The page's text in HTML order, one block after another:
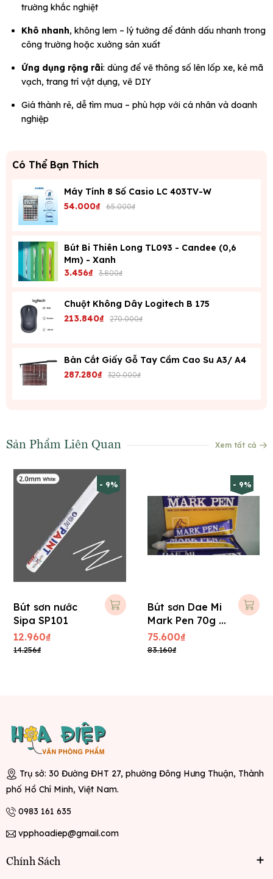
trường khắc nghiệt
Khô nhanh, không lem – lý tưởng để đánh dấu nhanh trong
công trường hoặc xưởng sản xuất
Ứng dụng rộng rãi: dùng để vẽ thông số lên lốp xe, kẻ mã
vạch, trang trí vật dụng, vẽ DIY
Giá thành rẻ, dễ tìm mua – phù hợp với cá nhân và doanh
nghiệp
Có Thể Bạn Thích
Máy Tính 8 Số Casio LC 403TV-W
54.000₫ 65.000₫
Bút Bi Thiên Long TL093 - Candee (0,6
Mm) - Xanh
3.456₫ 3.800₫
Chuột Không Dây Logitech B 175
213.840₫ 270.000₫
Bàn Cắt Giấy Gỗ Tay Cầm Cao Su A3/ A4
287.280₫ 320.000₫
Sản Phẩm Liên Quan Xem tất cả
- 9%
Bút sơn nước
Sipa SP101
12.960₫
14.256₫
- 9%
Bút sơn Dae Mi
Mark Pen 70g -
Vàng
75.600₫
83.160₫
Trụ sở: 30 Đường ĐHT 27, phường Đông Hưng Thuận, Thành
phố Hồ Chí Minh, Việt Nam.
0983 161 635
vpphoadiep@gmail.com
Chính Sách